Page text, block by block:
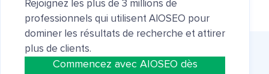
Rejoignez les plus de 3 millions de
professionnels qui utilisent AIOSEO pour
dominer les résultats de recherche et attirer
plus de clients.
Commencez avec AIOSEO dès